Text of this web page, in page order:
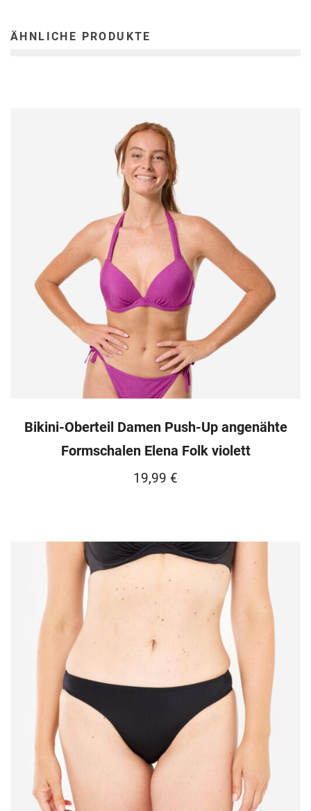
ÄHNLICHE PRODUKTE
Bikini-Oberteil Damen Push-Up angenähte
Formschalen Elena Folk violett
19,99 €